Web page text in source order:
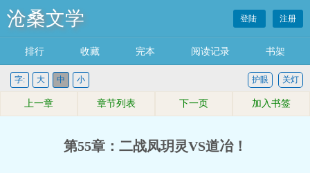
沧桑文学 登陆 注册
排行 收藏 完本 阅读记录 书架
字: 大 中 小 关灯
护眼
上一章 章节列表 下一页 加入书签
第55章：二战凤玥灵VS道冶！